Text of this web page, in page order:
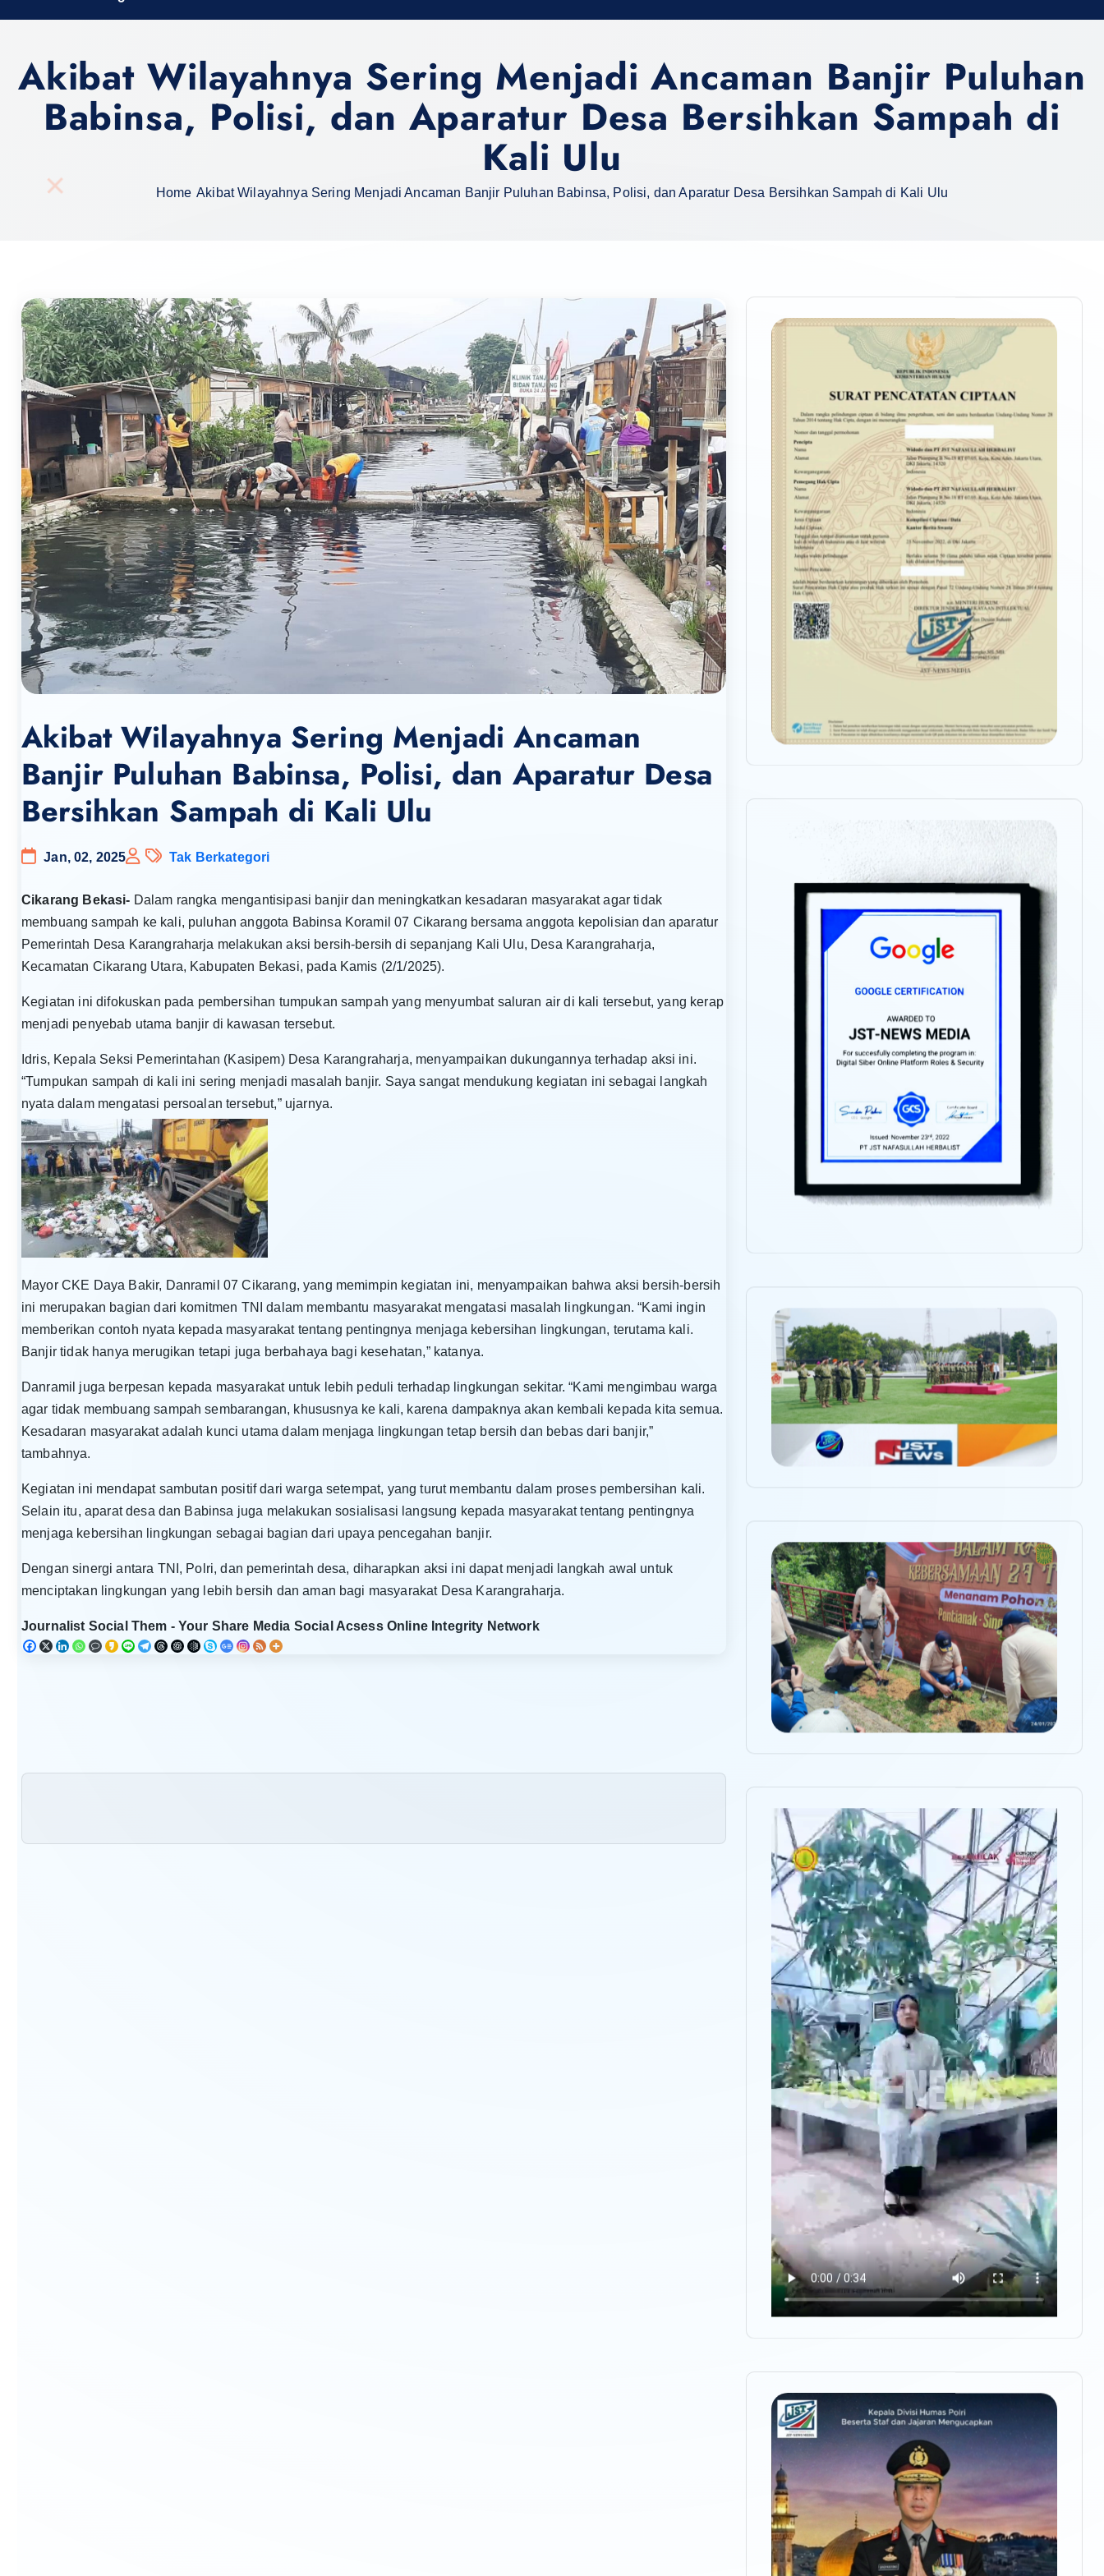
r
:
Akibat Wilayahnya Sering Menjadi Ancaman Banjir Puluhan
Babinsa, Polisi, dan Aparatur Desa Bersihkan Sampah di
Kali Ulu
Home Akibat Wilayahnya Sering Menjadi Ancaman Banjir Puluhan Babinsa, Polisi, dan Aparatur Desa Bersihkan Sampah di Kali Ulu
Akibat Wilayahnya Sering Menjadi Ancaman
Banjir Puluhan Babinsa, Polisi, dan Aparatur Desa
Bersihkan Sampah di Kali Ulu
Jan, 02, 2025 Tak Berkategori
Cikarang Bekasi- Dalam rangka mengantisipasi banjir dan meningkatkan kesadaran masyarakat agar tidak
membuang sampah ke kali, puluhan anggota Babinsa Koramil 07 Cikarang bersama anggota kepolisian dan aparatur
Pemerintah Desa Karangraharja melakukan aksi bersih-bersih di sepanjang Kali Ulu, Desa Karangraharja,
Kecamatan Cikarang Utara, Kabupaten Bekasi, pada Kamis (2/1/2025).
Kegiatan ini difokuskan pada pembersihan tumpukan sampah yang menyumbat saluran air di kali tersebut, yang kerap
menjadi penyebab utama banjir di kawasan tersebut.
Idris, Kepala Seksi Pemerintahan (Kasipem) Desa Karangraharja, menyampaikan dukungannya terhadap aksi ini.
“Tumpukan sampah di kali ini sering menjadi masalah banjir. Saya sangat mendukung kegiatan ini sebagai langkah
nyata dalam mengatasi persoalan tersebut,” ujarnya.
Mayor CKE Daya Bakir, Danramil 07 Cikarang, yang memimpin kegiatan ini, menyampaikan bahwa aksi bersih-bersih
ini merupakan bagian dari komitmen TNI dalam membantu masyarakat mengatasi masalah lingkungan. “Kami ingin
memberikan contoh nyata kepada masyarakat tentang pentingnya menjaga kebersihan lingkungan, terutama kali.
Banjir tidak hanya merugikan tetapi juga berbahaya bagi kesehatan,” katanya.
Danramil juga berpesan kepada masyarakat untuk lebih peduli terhadap lingkungan sekitar. “Kami mengimbau warga
agar tidak membuang sampah sembarangan, khususnya ke kali, karena dampaknya akan kembali kepada kita semua.
Kesadaran masyarakat adalah kunci utama dalam menjaga lingkungan tetap bersih dan bebas dari banjir,”
tambahnya.
Kegiatan ini mendapat sambutan positif dari warga setempat, yang turut membantu dalam proses pembersihan kali.
Selain itu, aparat desa dan Babinsa juga melakukan sosialisasi langsung kepada masyarakat tentang pentingnya
menjaga kebersihan lingkungan sebagai bagian dari upaya pencegahan banjir.
Dengan sinergi antara TNI, Polri, dan pemerintah desa, diharapkan aksi ini dapat menjadi langkah awal untuk
menciptakan lingkungan yang lebih bersih dan aman bagi masyarakat Desa Karangraharja.
Journalist Social Them - Your Share Media Social Acsess Online Integrity Network